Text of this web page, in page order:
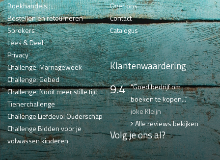
Boekhandels
Bestellen en retourneren
Sprekers
Lees & Deel
Privacy
Challenge: Marriageweek
Challenge: Gebed
Challenge: Nooit meer stille tijd
Tienerchallenge
Challenge Liefdevol Ouderschap
Challenge Bidden voor je
volwassen kinderen
Over ons
Contact
Catalogus
Klantenwaardering
9.4 "Goed bedrijf om
boeken te kopen..."
joke Kleijn
Alle reviews bekijken
Volg je ons al?